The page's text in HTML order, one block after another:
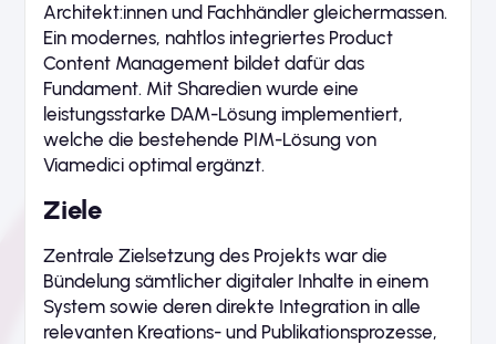
Architekt:innen und Fachhändler gleichermassen.
Ein modernes, nahtlos integriertes Product
Content Management bildet dafür das
Fundament. Mit Sharedien wurde eine
leistungsstarke DAM-Lösung implementiert,
welche die bestehende PIM-Lösung von
Viamedici optimal ergänzt.
Ziele
Zentrale Zielsetzung des Projekts war die
Bündelung sämtlicher digitaler Inhalte in einem
System sowie deren direkte Integration in alle
relevanten Kreations- und Publikationsprozesse,